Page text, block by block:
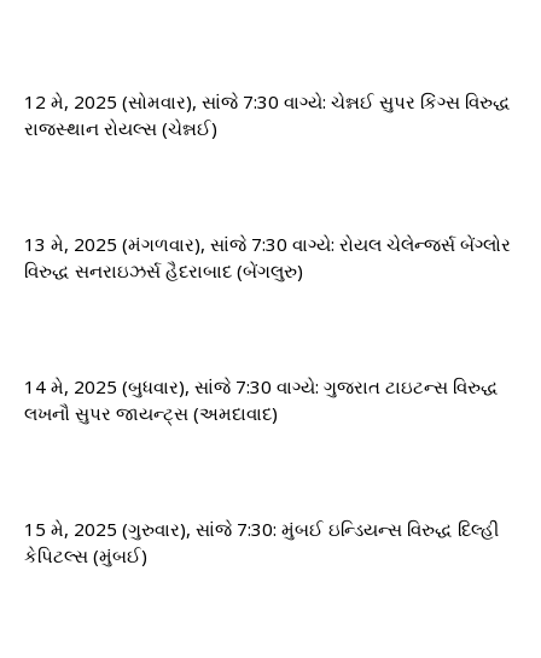
12 મે, 2025 (સોમવાર), સાંજે 7:30 વાગ્યે: ​​ચેન્નઈ સુપર કિંગ્સ વિરુદ્ધ
રાજસ્થાન રોયલ્સ (ચેન્નઈ)
13 મે, 2025 (મંગળવાર), સાંજે 7:30 વાગ્યે: ​​રોયલ ચેલેન્જર્સ બેંગ્લોર
વિરુદ્ધ સનરાઇઝર્સ હૈદરાબાદ (બેંગલુરુ)
14 મે, 2025 (બુધવાર), સાંજે 7:30 વાગ્યે: ​​ગુજરાત ટાઇટન્સ વિરુદ્ધ
લખનૌ સુપર જાયન્ટ્સ (અમદાવાદ)
15 મે, 2025 (ગુરુવાર), સાંજે 7:30: મુંબઈ ઇન્ડિયન્સ વિરુદ્ધ દિલ્હી
કેપિટલ્સ (મુંબઈ)